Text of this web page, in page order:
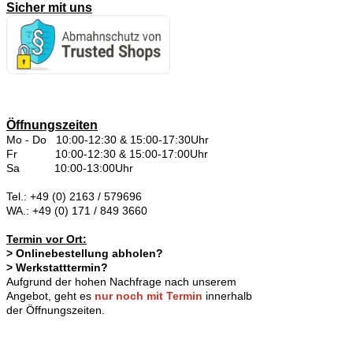
Sicher mit uns
Öffnungszeiten
Mo - Do 10:00-12:30 & 15:00-17:30Uhr
Fr 10:00-12:30 & 15:00-17:00Uhr
Sa 10:00-13:00Uhr
Tel.: +49 (0) 2163 / 579696
WA.: +49 (0) 171 / 849 3660
Termin vor Ort:
> Onlinebestellung abholen?
> Werkstatttermin?
Aufgrund der hohen Nachfrage nach unserem
Angebot, geht es nur noch mit Termin innerhalb
der Öffnungszeiten.